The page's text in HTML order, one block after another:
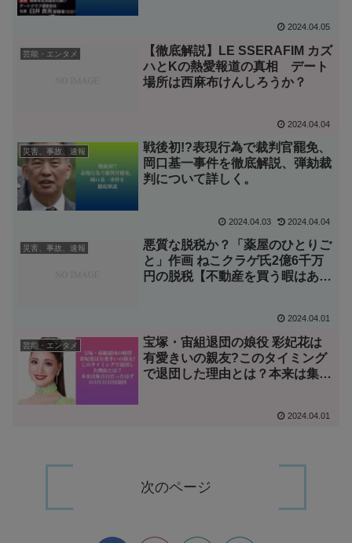
2024.04.05
芸能・エンタメ
【徹底解説】LE SSERAFIM カズ
ハとKの熱愛報道の真相 デート
場所は西麻布けんしろうか？
2024.04.04
災害、事故、速報
戦後初!?表現行為で裁判官罷免、
岡口基一事件を徹底解説、弾劾裁
判について詳しく。
2024.04.03 2024.04.04
災害、事故、速報
悪質な脱税か？「薬屋のひとりご
と」作画 ねこクラゲ氏2億6千万
円の脱税【不動産を買う暇はあ
2024.04.01
芸能・エンタメ
宝塚・宙組退団の娘役 彩妃花は
有愛きいの親友?このタイミング
で退団した理由とは？本来は集合
2024.04.01
次のページ